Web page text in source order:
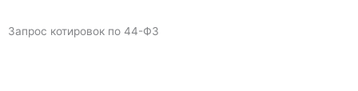
o k
Запрос котировок по 44-ФЗ